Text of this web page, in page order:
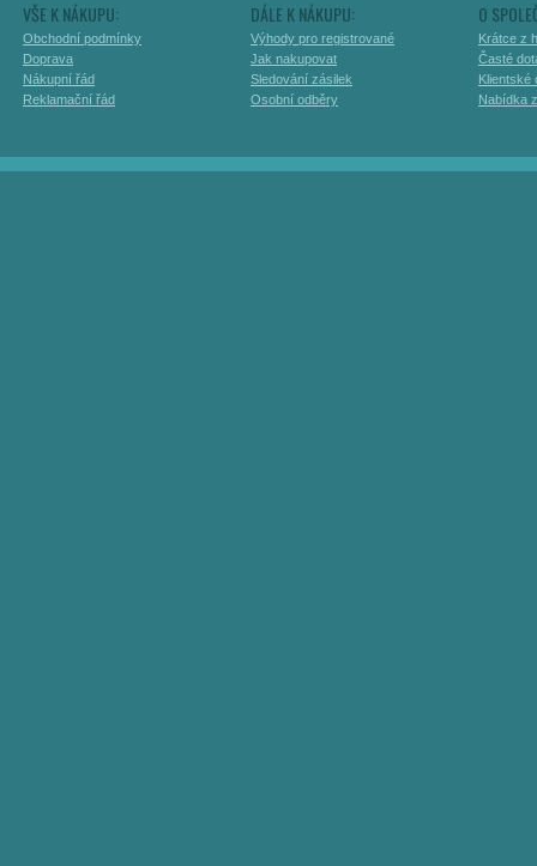
VŠE K NÁKUPU:
Obchodní podmínky
Doprava
Nákupní řád
Reklamační řád
DÁLE K NÁKUPU:
Výhody pro registrované
Jak nakupovat
Sledování zásilek
Osobní odběry
O
Krátce z
Časté
Klientské
Nabídka